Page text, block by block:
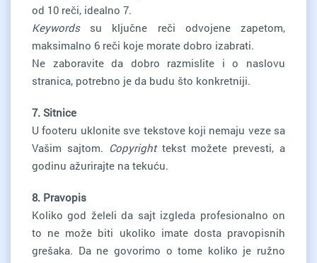
od 10 reči, idealno 7.
Keywordssu ključne reči odvojene zapetom,
maksimalno 6 reči koje morate dobro izabrati.
Ne zaboravite da dobro razmislite i o naslovu
stranica, potrebno je da budu što konkretniji.
7. Sitnice
U footeru uklonite sve tekstove koji nemaju veze sa
Vašim sajtom. Copyrighttekst možete prevesti, a
godinu ažurirajte na tekuću.
8. Pravopis
Koliko god želeli da sajt izgleda profesionalno on
to ne može biti ukoliko imate dosta pravopisnih
grešaka. Da ne govorimo o tome koliko je ružno